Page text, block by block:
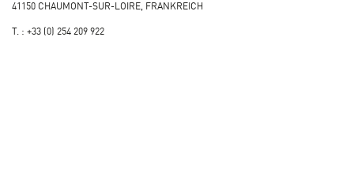
41150 CHAUMONT-SUR-LOIRE, FRANKREICH
T. : +33 (0) 254 209 922